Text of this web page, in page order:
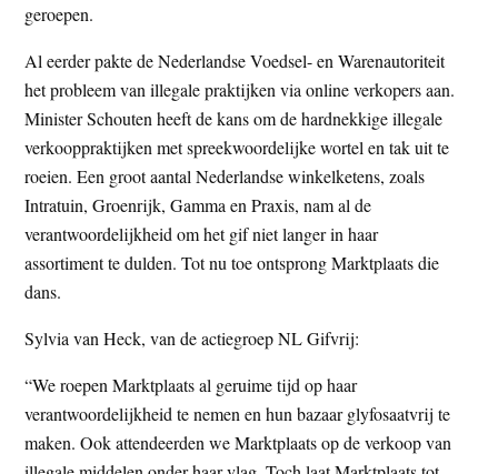
geroepen.
Al eerder pakte de Nederlandse Voedsel- en Warenautoriteit
het probleem van illegale praktijken via online verkopers aan.
Minister Schouten heeft de kans om de hardnekkige illegale
verkooppraktijken met spreekwoordelijke wortel en tak uit te
roeien. Een groot aantal Nederlandse winkelketens, zoals
Intratuin, Groenrijk, Gamma en Praxis, nam al de
verantwoordelijkheid om het gif niet langer in haar
assortiment te dulden. Tot nu toe ontsprong Marktplaats die
dans.
Sylvia van Heck, van de actiegroep NL Gifvrij:
“We roepen Marktplaats al geruime tijd op haar
verantwoordelijkheid te nemen en hun bazaar glyfosaatvrij te
maken. Ook attendeerden we Marktplaats op de verkoop van